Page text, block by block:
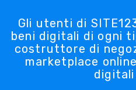
Gli utenti di
beni digitali di ogni
costruttore di
marketplace